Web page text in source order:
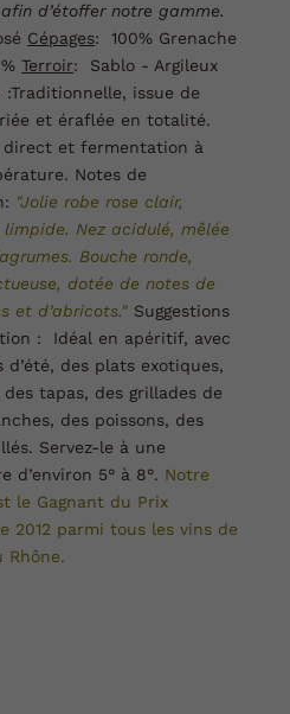
d’étoffer notre gamme.
Cépages: 100% Grenache
%Terroir: Sablo - Argileux
:Traditionnelle, issue de
et éraflée en totalité.
direct et fermentation à
Notes de
"Jolie robe rose clair,
Nez acidulé, mêlée
Bouche ronde,
dotée de notes de
et d’abricots." Suggestions
: Idéal en apéritif, avec
d’été, des plats exotiques,
des tapas, des grillades de
des poissons, des
Servez-le à une
d’environ 5° à 8°. Notre
le Gagnant du Prix
2012 parmi tous les vins de
Rhône.